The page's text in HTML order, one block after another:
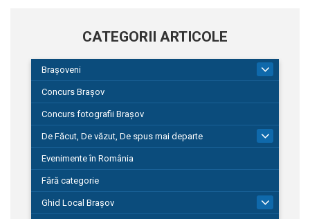
CATEGORII ARTICOLE
Brașoveni
Concurs Brașov
Concurs fotografii Brașov
De Făcut, De văzut, De spus mai departe
149
Evenimente în România
Fără categorie
Ghid Local Brașov